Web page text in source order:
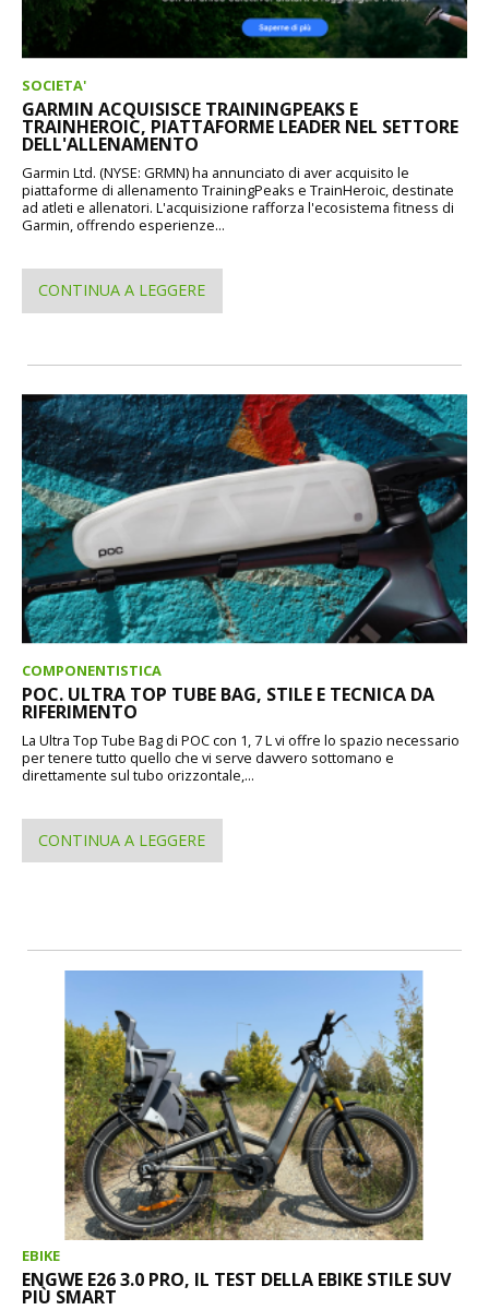
SOCIETA'
GARMIN ACQUISISCE TRAININGPEAKS E
TRAINHEROIC, PIATTAFORME LEADER NEL SETTORE
DELL'ALLENAMENTO
Garmin Ltd. (NYSE: GRMN) ha annunciato di aver acquisito le
piattaforme di allenamento TrainingPeaks e TrainHeroic, destinate
ad atleti e allenatori. L'acquisizione rafforza l'ecosistema fitness di
Garmin, offrendo esperienze...
CONTINUA A LEGGERE
COMPONENTISTICA
POC. ULTRA TOP TUBE BAG, STILE E TECNICA DA
RIFERIMENTO
La Ultra Top Tube Bag di POC con 1, 7 L vi offre lo spazio necessario
per tenere tutto quello che vi serve davvero sottomano e
direttamente sul tubo orizzontale,...
CONTINUA A LEGGERE
EBIKE
ENGWE E26 3.0 PRO, IL TEST DELLA EBIKE STILE SUV
PIÙ SMART